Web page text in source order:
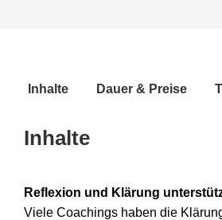
Inhalte Dauer & Preise
Inhalte
Reflexion und Klärung
Viele Coachings haben die